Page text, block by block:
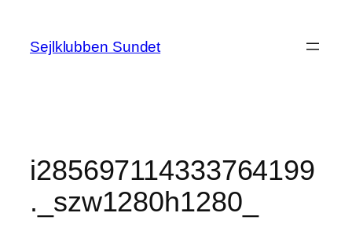
indhold
Sejlklubben Sundet
i285697114333764199
._szw1280h1280_